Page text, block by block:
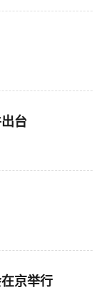
台
京举行